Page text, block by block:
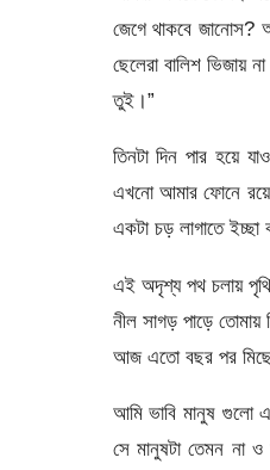
জেগে থাকবে জানোস?
ছেলেরা বালিশ ভিজায়
তুই।”
তিনটা দিন পার হয়ে
এখনো আমার ফোনে
একটা চড় লাগাতে ইচ্ছা
এই অদৃশ্য পথ চলায়
নীল সাগড় পাড়ে তোমায়
আজ এতো বছর পর
আমি ভাবি মানুষ গুলো
সে মানুষটা তেমন না